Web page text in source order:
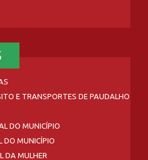
E TRANSPORTES DE PAUDALHO
DO MUNICÍPIO
DO MUNICÍPIO
DA MULHER